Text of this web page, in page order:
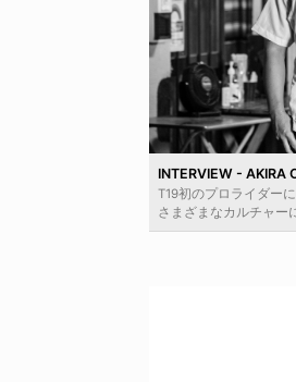
INTERVIEW - AKIRA
T19初のプロライダー
さまざまなカルチャー